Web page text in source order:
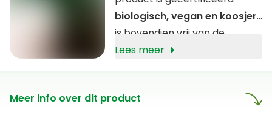
biologisch, vegan en koosjer,
is bovendien vrij van de
allergenen gluten, lactose en
Lees meer
Meer info over dit product